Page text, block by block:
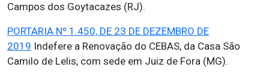
Campos dos Goytacazes (RJ).
PORTARIA Nº 1.450, DE 23 DE DEZEMBRO DE
2019 Indefere a Renovação do CEBAS, da Casa São
Camilo de Lelis, com sede em Juiz de Fora (MG).